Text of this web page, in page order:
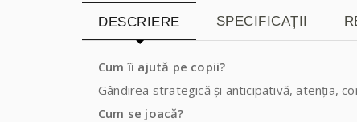
DESCRIERE SPECIFICAȚII
Cum îi ajută pe copii?
Gândirea strategică și anticipativă, atenția,
Cum se joacă?